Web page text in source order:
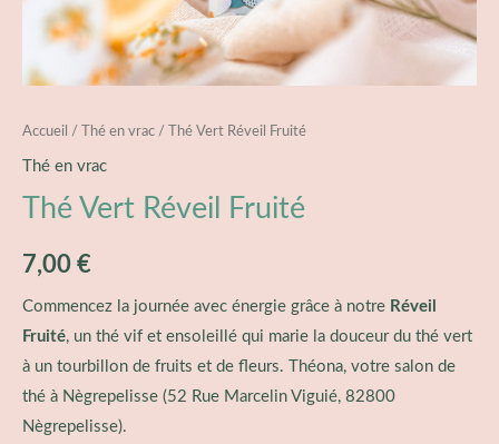
Accueil / Thé en vrac / Thé Vert Réveil Fruité
Thé en vrac
Thé Vert Réveil Fruité
7,00 €
Commencez la journée avec énergie grâce à notre Réveil
Fruité, un thé vif et ensoleillé qui marie la douceur du thé vert
à un tourbillon de fruits et de fleurs. Théona, votre salon de
thé à Nègrepelisse (52 Rue Marcelin Viguié, 82800
Nègrepelisse).